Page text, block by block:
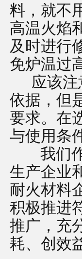
料，就不
高温火焰
及时进行
免炉温过
应该注
依据，但
要求。在
与使用条
我们作
生产企业
耐火材料
积极推进
推广，充
耗、创效